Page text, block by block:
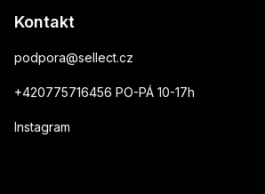
Kontakt
podpora@sellect.cz
+420775716456 PO-PÁ 10-17h
Instagram